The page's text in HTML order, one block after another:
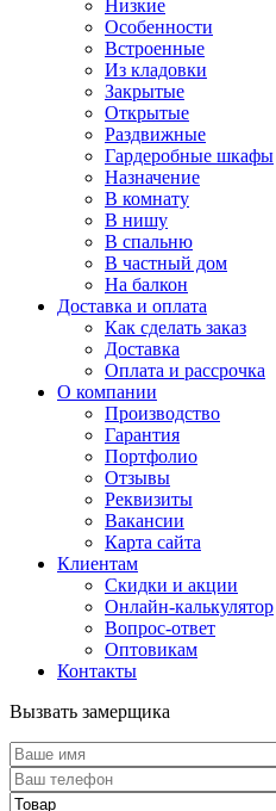
Низкие
Особенности
Встроенные
Из кладовки
Закрытые
Открытые
Раздвижные
Гардеробные шкафы
Назначение
В комнату
В нишу
В спальню
В частный дом
На балкон
Доставка и оплата
Как сделать заказ
Доставка
Оплата и рассрочка
О компании
Производство
Гарантия
Портфолио
Отзывы
Реквизиты
Вакансии
Карта сайта
Клиентам
Скидки и акции
Онлайн-калькулятор
Вопрос-ответ
Оптовикам
Контакты
Вызвать замерщика